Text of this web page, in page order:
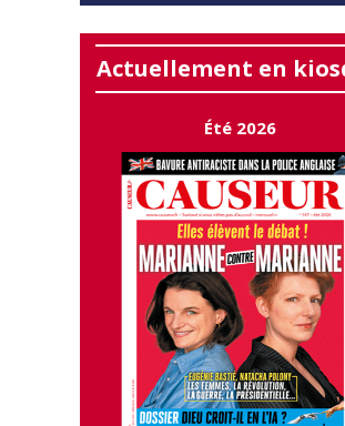
Actuellement en
Été 2026